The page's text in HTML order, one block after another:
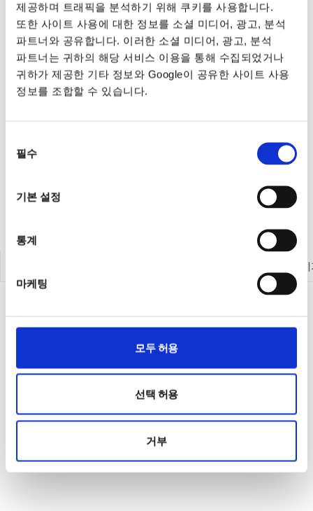
제공하며 트래픽을 분석하기 위해 쿠키를 사용합니다.
또한 사이트 사용에 대한 정보를 소셜 미디어, 광고, 분석
파트너와 공유합니다. 이러한 소셜 미디어, 광고, 분석
파트너는 귀하의 해당 서비스 이용을 통해 수집되었거나
귀하가 제공한 기타 정보와 Google이 공유한 사이트 사용
정보를 조합할 수 있습니다.
선택
필수
기본 설정
통계
마케팅
모두 허용
선택 허용
거부
계측